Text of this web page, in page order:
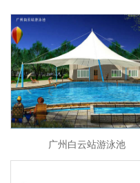
广州白云站游泳池